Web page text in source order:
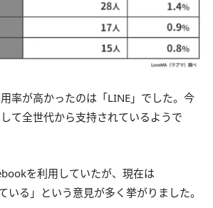
率が高かったのは「LINE」でした。今
て全世代から支持されているようで
を利用していたが、現在は
る」という意見が多く挙がりました。